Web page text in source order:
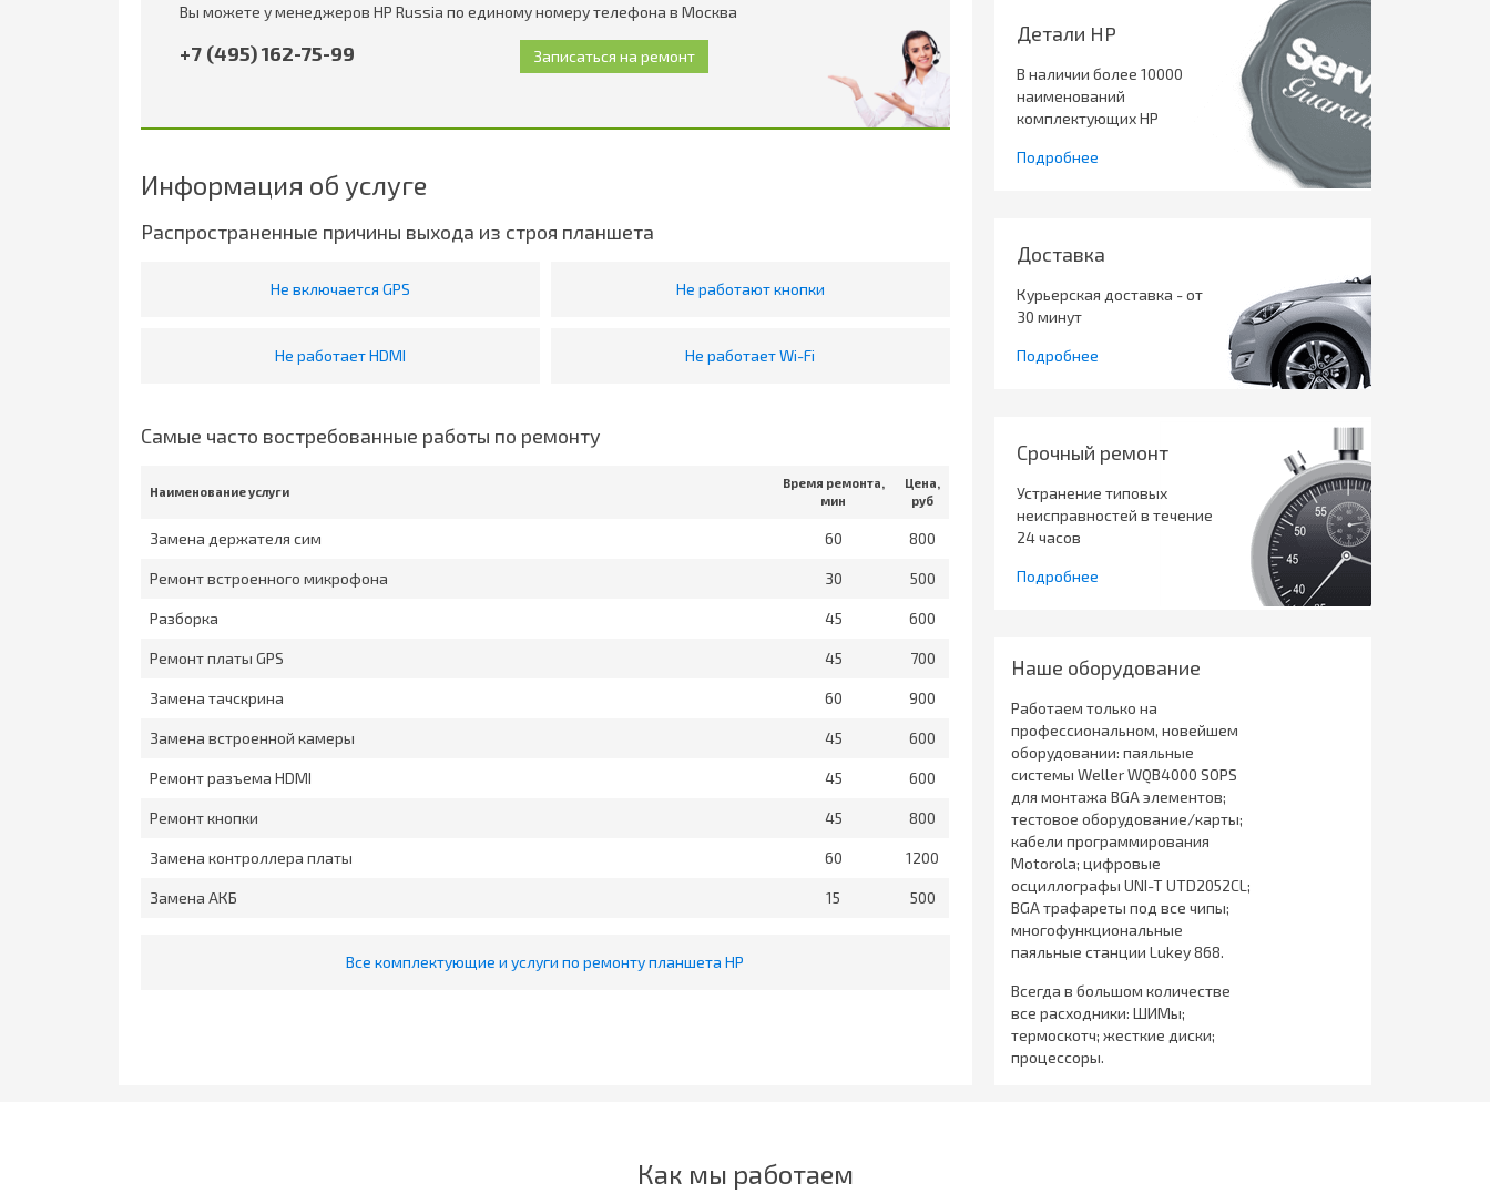
Вы можете у менеджеров HP Russia по единому номеру телефона в Москва
+7 (495) 162-75-99
Информация об услуге
Распространенные причины выхода из строя планшета
Не включается GPS Не работают кнопки
Не работает HDMI Не работает Wi-Fi
Самые часто востребованные работы по ремонту
Наименование услуги
Время ремонта,
мин
Цена,
руб
Замена держателя сим 60 800
Ремонт встроенного микрофона 30 500
Разборка 45 600
Ремонт платы GPS 45 700
Замена тачскрина 60 900
Замена встроенной камеры 45 600
Ремонт разъема HDMI 45 600
Ремонт кнопки 45 800
Замена контроллера платы 60 1200
Замена АКБ 15 500
Все комплектующие и услуги по ремонту планшета HP
Детали HP
В наличии более 10000
наименований
комплектующих HP
Подробнее
Доставка
Курьерская доставка - от
30 минут
Подробнее
Срочный ремонт
Устранение типовых
неисправностей в течение
24 часов
Подробнее
Наше оборудование
Работаем только на
профессиональном, новейшем
оборудовании: паяльные
системы Weller WQB4000 SOPS
для монтажа BGA элементов;
тестовое оборудование/карты;
кабели программирования
Motorola; цифровые
осциллографы UNI-T UTD2052CL;
BGA трафареты под все чипы;
многофункциональные
паяльные станции Lukey 868.
Всегда в большом количестве
все расходники: ШИМы;
термоскотч; жесткие диски;
процессоры.
Как мы работаем